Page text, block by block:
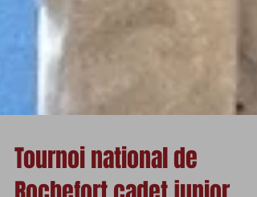
Tournoi national de